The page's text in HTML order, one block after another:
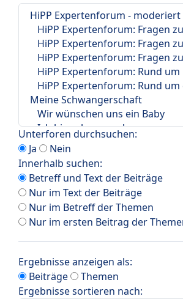
Unterforen durchsuchen:
Ja
Nein
Innerhalb suchen:
Betreff und Text der Beiträge
Nur im Text der Beiträge
Nur im Betreff der Themen
Nur im ersten Beitrag der
Ergebnisse anzeigen als:
Beiträge
Themen
Ergebnisse sortieren nach: